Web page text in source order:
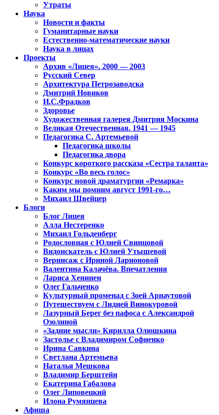
Утраты
Наука
Новости и факты
Гуманитарные науки
Естественно-математические науки
Наука в лицах
Проекты
Архив «Лицея». 2000 — 2003
Русский Север
Архитектура Петрозаводска
Дмитрий Новиков
И.С.Фрадков
Здоровье
Художественная галерея Дмитрия Москина
Великая Отечественная. 1941 — 1945
Педагогика С. Артемьевой
Педагогика школы
Педагогика двора
Конкурс короткого рассказа «Сестра таланта»
Конкурс «Во весь голос»
Конкурс новой драматургии «Ремарка»
Каким мы помним август 1991-го…
Михаил Швейцер
Блоги
Блог Лицея
Алла Нестеренко
Михаил Гольденберг
Родословная с Юлией Свинцовой
Видоискатель с Юлией Утышевой
Вернисаж с Ириной Ларионовой
Валентина Калачёва. Впечатления
Лариса Хенинен
Олег Гальченко
Культурный променад с Зоей Арнаутовой
Путешествуем с Лидией Винокуровой
Лазурный Берег без пафоса с Александрой
Озолиной
«Задние мысли» Кирилла Олюшкина
Застолье с Владимиром Софиенко
Ирина Савкина
Светлана Артемьева
Наталья Мешкова
Владимир Берштейн
Екатерина Габалова
Олег Липовецкий
Илона Румянцева
Афиша